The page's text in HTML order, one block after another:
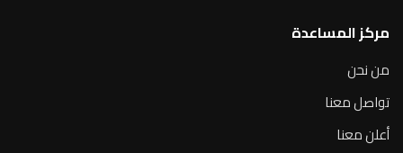
مركز المساعدة
من نحن
تواصل معنا
أعلن معنا